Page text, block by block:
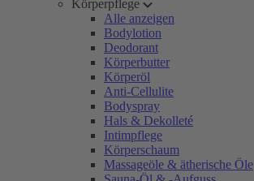
Körperpflege
Alle anzeigen
Bodylotion
Deodorant
Körperbutter
Körperöl
Anti-Cellulite
Bodyspray
Hals & Dekolleté
Intimpflege
Körperschaum
Massageöle & ätherische Öle